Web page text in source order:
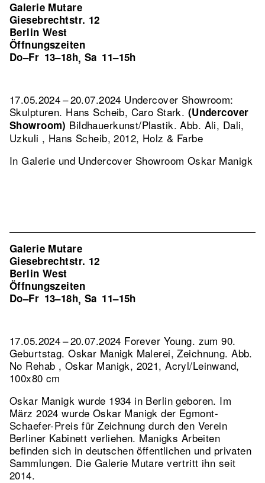
Galerie Mutare
Giesebrechtstr. 12
Berlin West
Öffnungszeiten
Do–Fr 13–18h, Sa 11–15h
17.05.2024 – 20.07.2024 Undercover Showroom:
Skulpturen. Hans Scheib, Caro Stark. (Undercover
Showroom) Bildhauerkunst/Plastik.Abb. Ali, Dali,
Uzkuli , Hans Scheib, 2012, Holz & Farbe
In Galerie und Undercover Showroom Oskar Manigk
Galerie Mutare
Giesebrechtstr. 12
Berlin West
Öffnungszeiten
Do–Fr 13–18h, Sa 11–15h
17.05.2024 – 20.07.2024 Forever Young. zum 90.
Geburtstag. Oskar Manigk Malerei, Zeichnung.Abb.
No Rehab , Oskar Manigk, 2021, Acryl/Leinwand,
100x80 cm
Oskar Manigk wurde 1934 in Berlin geboren. Im
März 2024 wurde Oskar Manigk der Egmont-
Schaefer-Preis für Zeichnung durch den Verein
Berliner Kabinett verliehen. Manigks Arbeiten
befinden sich in deutschen öffentlichen und privaten
Sammlungen. Die Galerie Mutare vertritt ihn seit
2014.